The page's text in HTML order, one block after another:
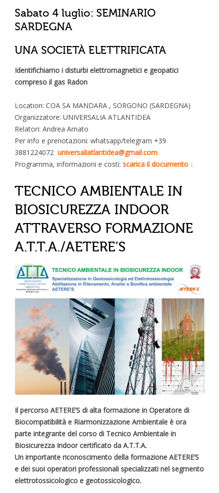
Sabato 4 luglio: SEMINARIO
SARDEGNA
UNA SOCIETÀ ELETTRIFICATA
Identifichiamo i disturbi elettromagnetici e geopatici
compreso il gas Radon
Location: COA SA MANDARA , SORGONO (SARDEGNA)
Organizzatore: UNIVERSALIA ATLANTIDEA
Relatori: Andrea Amato
Per info e prenotazioni: whatsapp/telegram +39
3881224072 universaliatlantidea@gmail.com
Programma, informazioni e costi: scarica il documento ↓
TECNICO AMBIENTALE IN
BIOSICUREZZA INDOOR
ATTRAVERSO FORMAZIONE
A.T.T.A./AETERE’S
Il percorso AETERE’S di alta formazione in Operatore di
Biocompatibilità e Riarmonizzazione Ambientale è ora
parte integrante del corso di Tecnico Ambientale in
Biosicurezza Indoor certificato da A.T.T.A.
Un importante riconoscimento della formazione AETERE’S
e dei suoi operatori professionali specializzati nel segmento
elettrotossicologico e geotossicologico.